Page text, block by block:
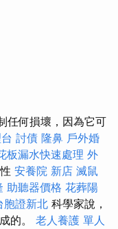
任何損壞，因為它可
討債 隆鼻 戶外婚
板漏水快速處理 外
安養院 新店 滅鼠
助聽器價格 花葬陽
胞證新北 科學家說，
的。 老人養護 單人